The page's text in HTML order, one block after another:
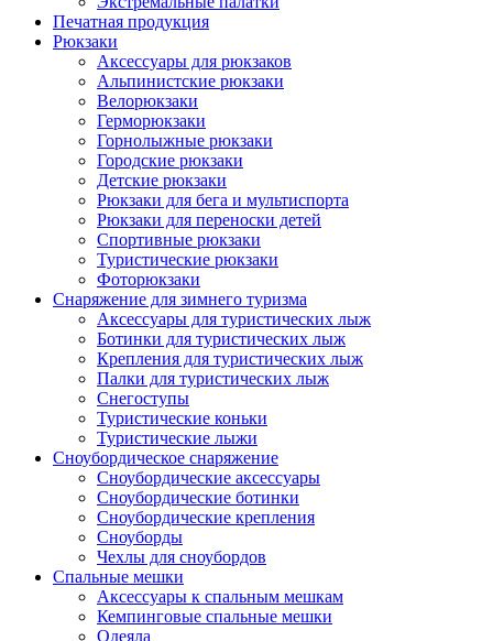
Печатная продукция
Рюкзаки
Аксессуары для рюкзаков
Альпинистские рюкзаки
Велорюкзаки
Герморюкзаки
Горнолыжные рюкзаки
Городские рюкзаки
Детские рюкзаки
Рюкзаки для бега и мультиспорта
Рюкзаки для переноски детей
Спортивные рюкзаки
Туристические рюкзаки
Фоторюкзаки
Снаряжение для зимнего туризма
Аксессуары для туристических лыж
Ботинки для туристических лыж
Крепления для туристических лыж
Палки для туристических лыж
Снегоступы
Туристические коньки
Туристические лыжи
Сноубордическое снаряжение
Сноубордические аксессуары
Сноубордические ботинки
Сноубордические крепления
Сноуборды
Чехлы для сноубордов
Спальные мешки
Аксессуары к спальным мешкам
Кемпинговые спальные мешки
Одеяла